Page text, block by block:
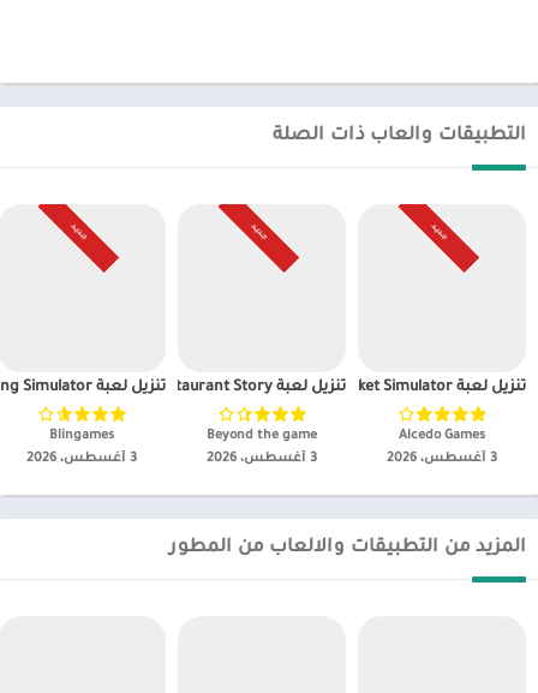
التطبيقات والعاب ذات الصلة
جـديـد
تنزيل لعبة Old Market Simulator مهكره للاندرويد 2026
Alcedo Games‏
3 أغسطس، 2026
جـديـد
تنزيل لعبة Restaurant Story مهكره للاندرويد 2026
Beyond the game‏
3 أغسطس، 2026
جـديـد
تنزيل لعبة Outbound Travelling Simulator مهكرة
Blingames‏
3 أغسطس، 2026
المزيد من التطبيقات والالعاب من المطور